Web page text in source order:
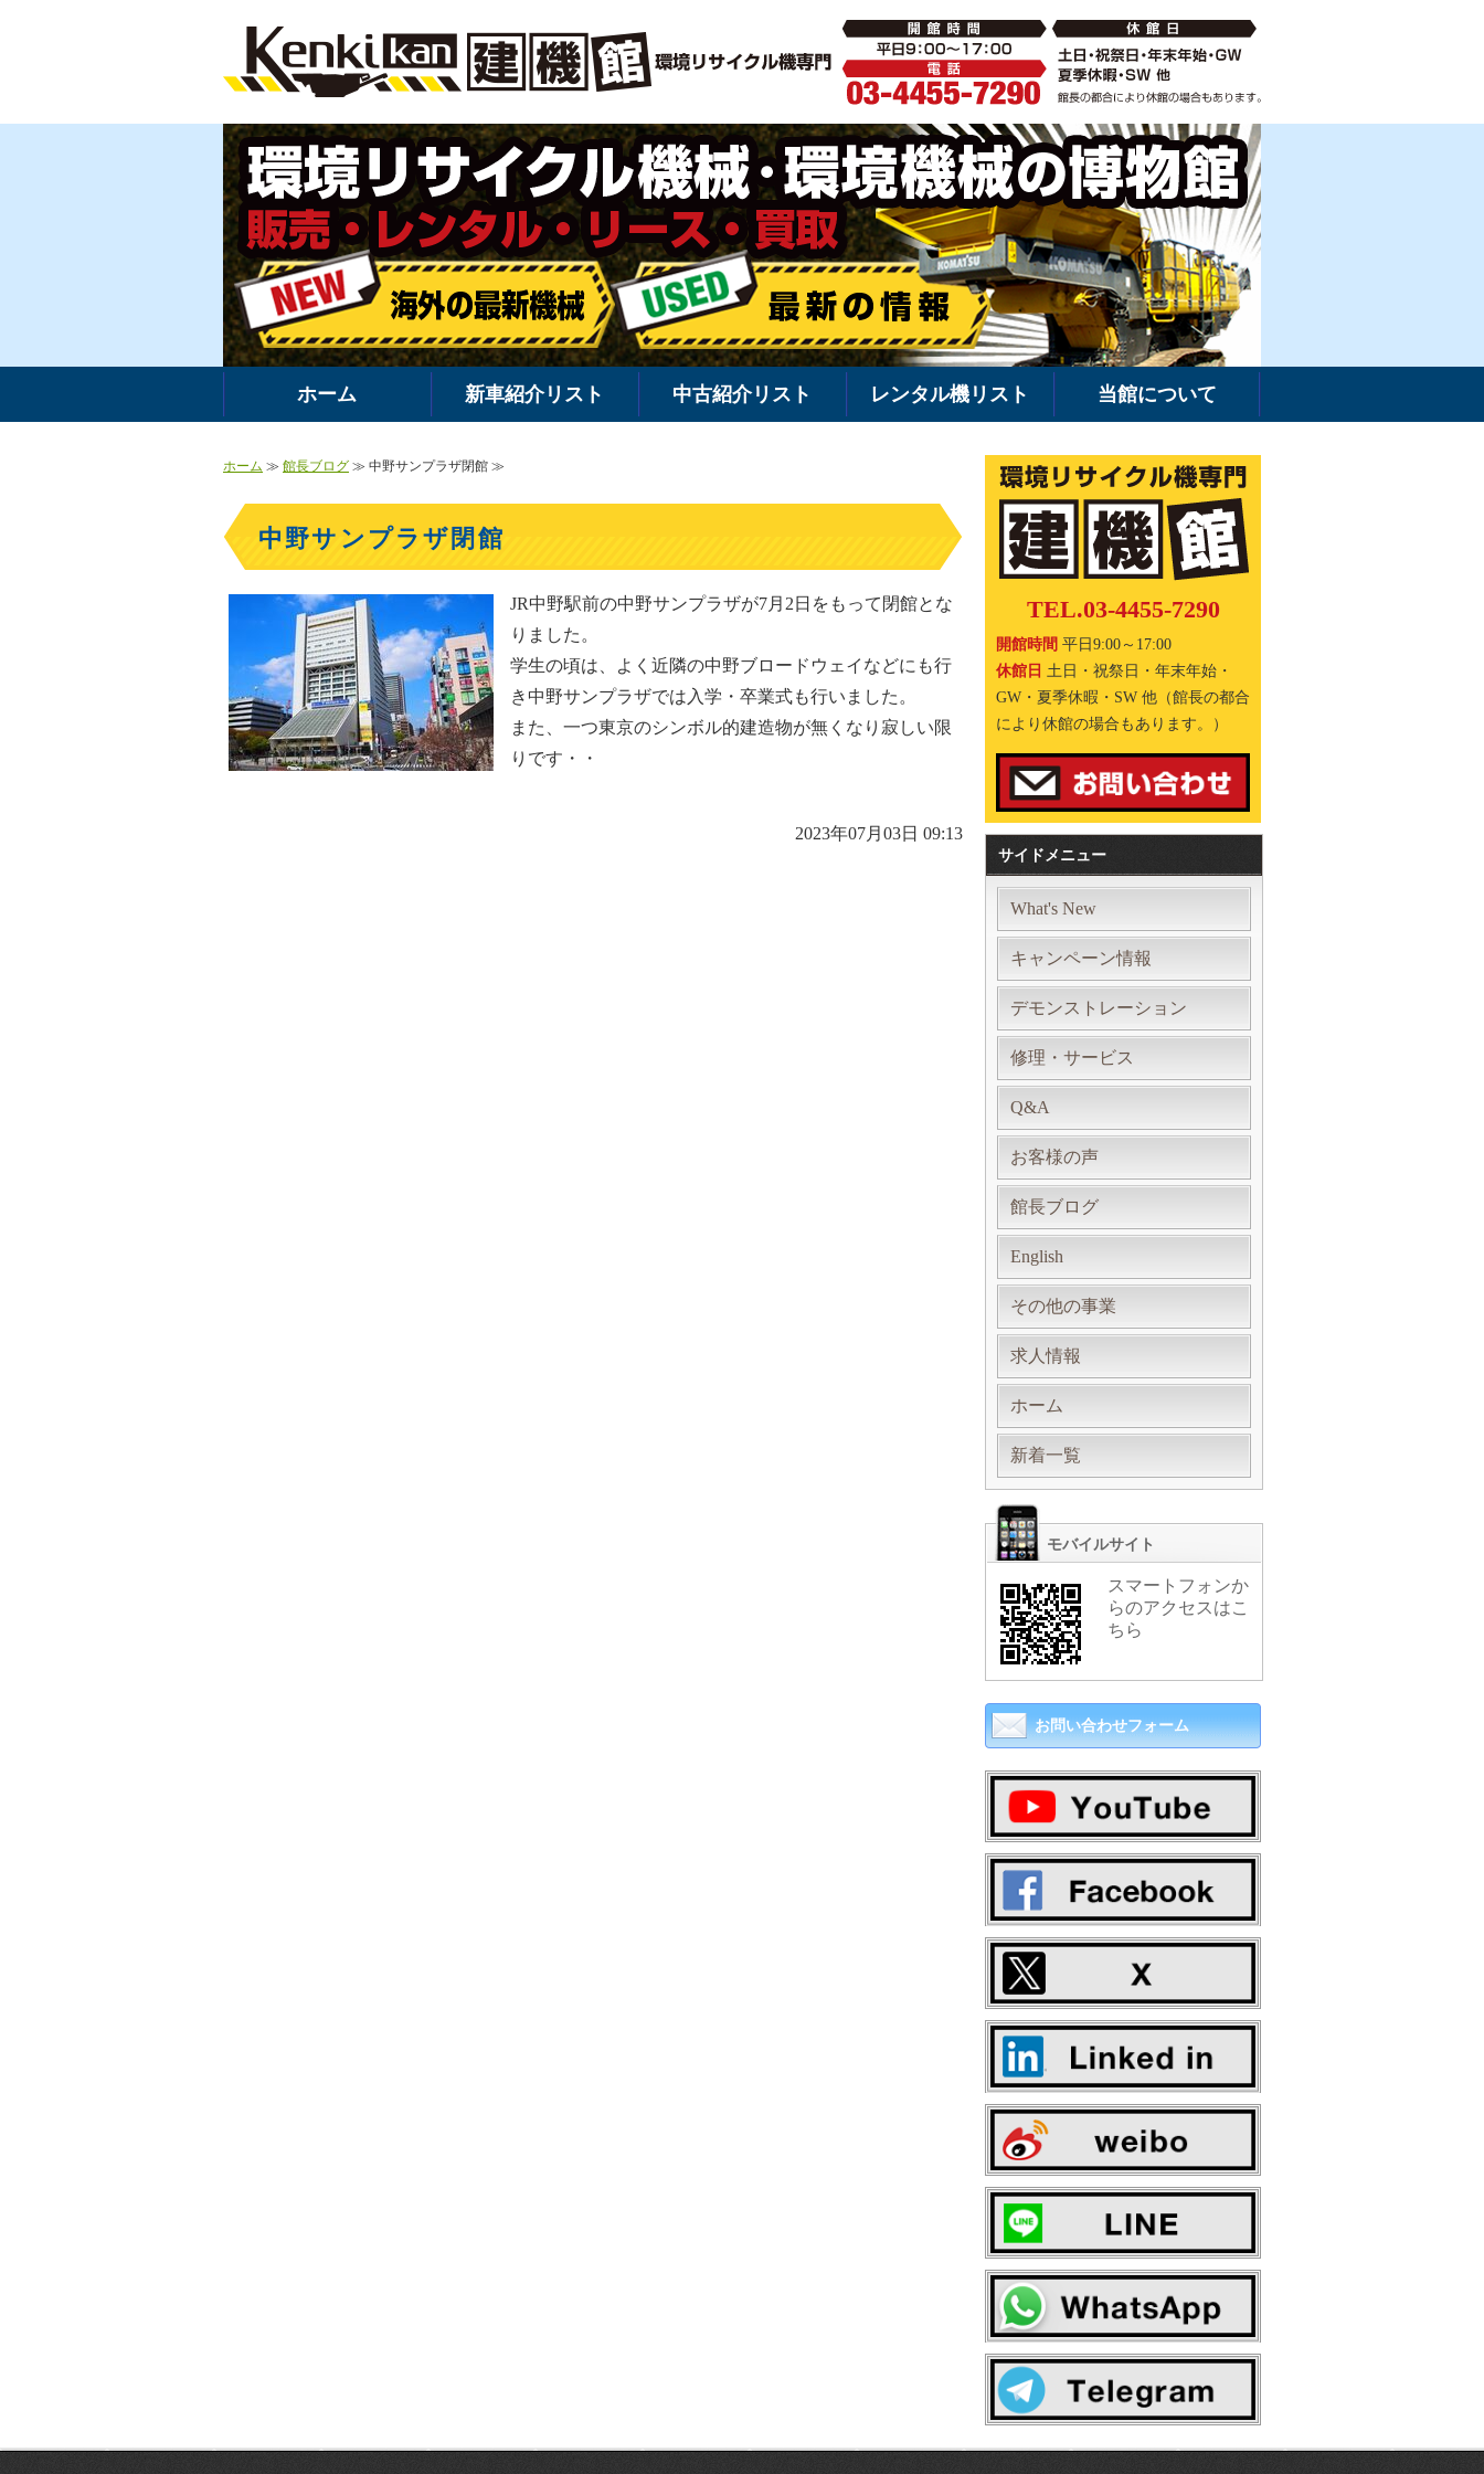
ホーム 新車紹介リスト 中古紹介リスト レンタル機リスト 当館について
ホーム ≫ 館長ブログ ≫ 中野サンプラザ閉館 ≫
中野サンプラザ閉館
JR中野駅前の中野サンプラザが7月2日をもって閉館とな
りました。
学生の頃は、よく近隣の中野ブロードウェイなどにも行
き中野サンプラザでは入学・卒業式も行いました。
また、一つ東京のシンボル的建造物が無くなり寂しい限
りです・・
2023年07月03日 09:13
TEL.03-4455-7290
開館時間 平日9:00～17:00
休館日 土日・祝祭日・年末年始・
GW・夏季休暇・SW 他（館長の都合
により休館の場合もあります。）
サイドメニュー
What's New
キャンペーン情報
デモンストレーション
修理・サービス
Q&A
お客様の声
館長ブログ
English
その他の事業
求人情報
ホーム
新着一覧
モバイルサイト
スマートフォンか
らのアクセスはこ
ちら
お問い合わせフォーム